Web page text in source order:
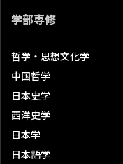
学部専修
哲学・思想文化学
中国哲学
日本史学
西洋史学
日本学
日本語学